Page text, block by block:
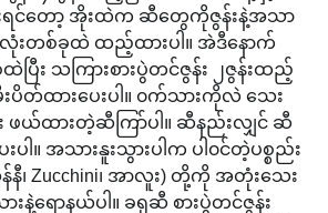
ြီးရင်တော့ အိုးထဲက ဆီတွေကိုဇွန်းနဲ့အသာ
လုံးတစ်ခုထဲ ထည့်ထားပါ။ အဲဒီနောက်
း သကြားစားပွဲတင်ဇွန်း ၂ဇွန်းထည့်
းပိတ်ထားပေးပါ။ ၀က်သားကိုလဲ သေး
ဖယ်ထားတဲ့ဆီကြာ်ပါ။ ဆီနည်းလျှင် ဆီ
ပါ။ အသားနူးသွားပါက ပါ၀င်တဲ့ပစ္စည်း
၊ Zucchini၊ အာလူး) တို့ကို အတုံးသေး
နဲ့ရောနယ်ပါ။ ခရုဆီ စားပွဲတင်ဇွန်း